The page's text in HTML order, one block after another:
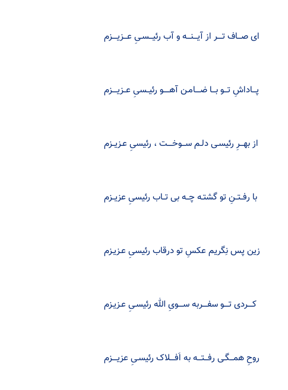
ای صـــاف تــــر از آیـــنـــه و آب رئیـــسـیِ عـــزیــــزم
پـــاداشِ تـــو بـــا ضــــامـن آهـــــو رئیــسیِ عــزیــــزم
از بهـــرِ رئیسـی دلـم ســـوخــــت ، رئیسیِ عـزیــزم
با رفــتــنِ تو گشتـه چــه بی تــاب رئیسیِ عزیــزم
زین پس نِگریم عکسِ تو درقاب رئیسیِ عـزیـزم
کــــردی تــــو سفــــربه ســــویِ الله رئیسـیِ عـزیـزم
روحِ همـــگـی رفـــتـــه به اَفــــلاک رئیسـیِ عزیــــزم